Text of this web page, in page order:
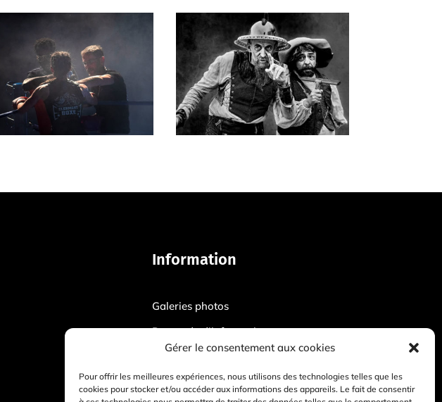
Gérer le consentement aux cookies
Pour offrir les meilleures expériences, nous utilisons des technologies telles que les
cookies pour stocker et/ou accéder aux informations des appareils. Le fait de consentir
Information
Galeries photos
Demande d’information
Mentions légales
Politique de confidentialité